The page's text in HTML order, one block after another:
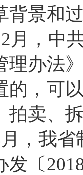
景和
，中共
理办法
的，可
拍卖、
我省
发〔